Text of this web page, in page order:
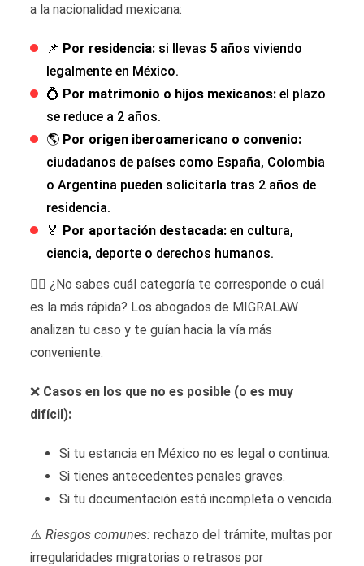
a la nacionalidad mexicana:
📌 Por residencia: si llevas 5 años viviendo
legalmente en México.
💍 Por matrimonio o hijos mexicanos: el plazo
se reduce a 2 años.
🌎 Por origen iberoamericano o convenio:
ciudadanos de países como España, Colombia
o Argentina pueden solicitarla tras 2 años de
residencia.
🏅 Por aportación destacada: en cultura,
ciencia, deporte o derechos humanos.
🙋‍♂️ ¿No sabes cuál categoría te corresponde o cuál
es la más rápida? Los abogados de MIGRALAW
analizan tu caso y te guían hacia la vía más
conveniente.
❌ Casos en los que no es posible (o es muy
difícil):
Si tu estancia en México no es legal o continua.
Si tienes antecedentes penales graves.
Si tu documentación está incompleta o vencida.
⚠️ Riesgos comunes: rechazo del trámite, multas por
irregularidades migratorias o retrasos por